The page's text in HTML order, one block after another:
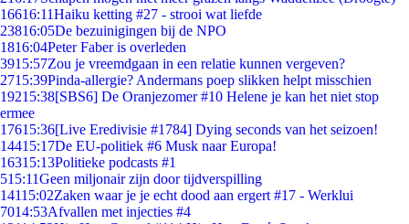
16616:11Haiku ketting #27 - strooi wat liefde
23816:05De bezuinigingen bij de NPO
1816:04Peter Faber is overleden
3915:57Zou je vreemdgaan in een relatie kunnen vergeven?
2715:39Pinda-allergie? Andermans poep slikken helpt misschien
19215:38[SBS6] De Oranjezomer #10 Helene je kan het niet stop
ermee
17615:36[Live Eredivisie #1784] Dying seconds van het seizoen!
14415:17De EU-politiek #6 Musk naar Europa!
16315:13Politieke podcasts #1
515:11Geen miljonair zijn door tijdverspilling
14115:02Zaken waar je je echt dood aan ergert #17 - Werklui
7014:53Afvallen met injecties #4